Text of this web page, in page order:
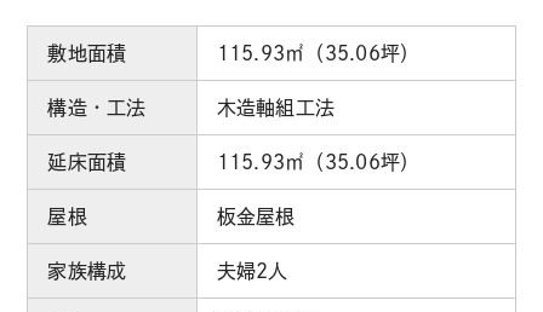
敷地面積 115.93㎡（35.06坪）
構造・工法 木造軸組工法
延床面積 115.93㎡（35.06坪）
屋根 板金屋根
家族構成 夫婦2人